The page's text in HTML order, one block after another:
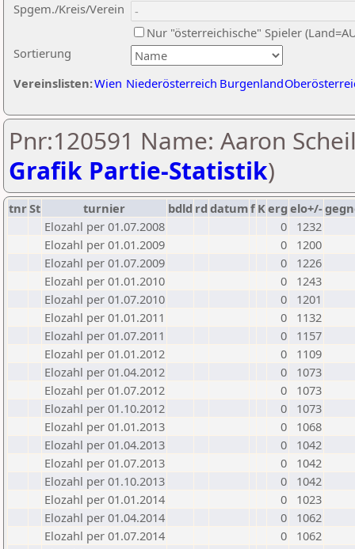
Sortierung
Spgem./Kreis/Verein
Nur "österreichische" Spieler
Vereinslisten:Wien Niederösterreich Burgenland
Pnr:120591 Name: Aaron
Grafik Partie-Statistik)
tnrSt turnier bdld rd datumf Kerg elo+/-
Elozahl per 01.07.2008
0
1232
Elozahl per 01.01.2009
0
1200
Elozahl per 01.07.2009
0
1226
Elozahl per 01.01.2010
0
1243
Elozahl per 01.07.2010
0
1201
Elozahl per 01.01.2011
0
1132
Elozahl per 01.07.2011
0
1157
Elozahl per 01.01.2012
0
1109
Elozahl per 01.04.2012
0
1073
Elozahl per 01.07.2012
0
1073
Elozahl per 01.10.2012
0
1073
Elozahl per 01.01.2013
0
1068
Elozahl per 01.04.2013
0
1042
Elozahl per 01.07.2013
0
1042
Elozahl per 01.10.2013
0
1042
Elozahl per 01.01.2014
0
1023
Elozahl per 01.04.2014
0
1062
Elozahl per 01.07.2014
0
1062